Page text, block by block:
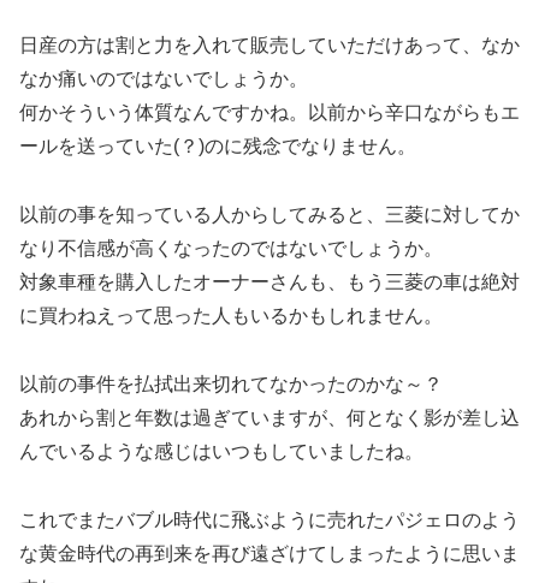
日産の方は割と力を入れて販売していただけあって、なか
なか痛いのではないでしょうか。
何かそういう体質なんですかね。以前から辛口ながらもエ
ールを送っていた(？)のに残念でなりません。
以前の事を知っている人からしてみると、三菱に対してか
なり不信感が高くなったのではないでしょうか。
対象車種を購入したオーナーさんも、もう三菱の車は絶対
に買わねえって思った人もいるかもしれません。
以前の事件を払拭出来切れてなかったのかな～？
あれから割と年数は過ぎていますが、何となく影が差し込
んでいるような感じはいつもしていましたね。
これでまたバブル時代に飛ぶように売れたパジェロのよう
な黄金時代の再到来を再び遠ざけてしまったように思いま